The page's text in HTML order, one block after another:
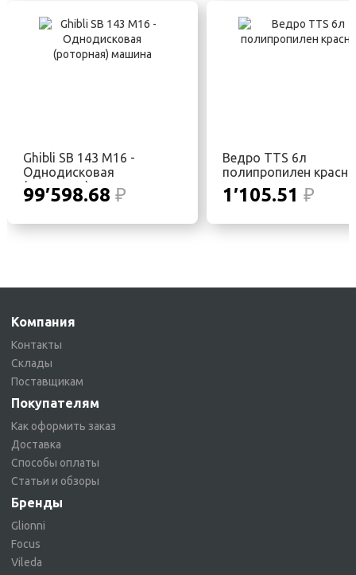
Ghibli SB 143 M16 -
Однодисковая
(роторная) машина
99′598.68 ₽
Ведро TTS 6л
полипропилен
1′105.51 ₽
Компания
Контакты
Склады
Поставщикам
Покупателям
Как оформить заказ
Доставка
Способы оплаты
Статьи и обзоры
Бренды
Glionni
Focus
Vileda